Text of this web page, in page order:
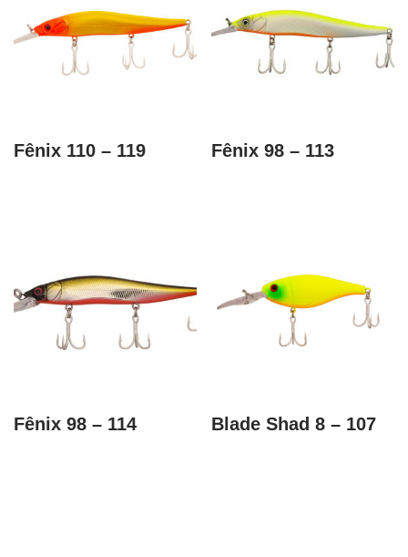
Fênix 110 – 119 Fênix 98 – 113
Fênix 98 – 114 Blade Shad 8 – 107